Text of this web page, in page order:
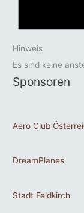
Hinweis
Es sind keine
Sponsoren
Aero Club
DreamPlanes
Stadt Feldkirch